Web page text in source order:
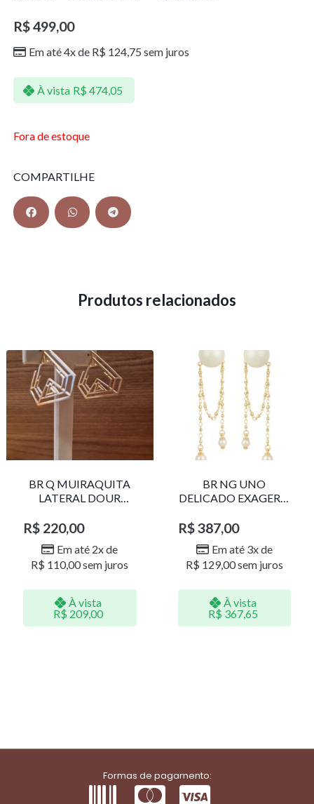
R$499,00
Em até 4x de R$ 124,75 sem juros
À vista R$ 474,05
Fora de estoque
COMPARTILHE
Produtos relacionados
BR Q MUIRAQUITA
LATERAL DOUR
R$ 220,00
Em até 2x de
R$ 110,00sem juros
À vista
R$ 209,00
BR NG UNO
DELICADO EXAGERO
R$387,00
Em até 3x de
R$ 129,00sem juros
À vista
R$ 367,65
Formas de pagamento: